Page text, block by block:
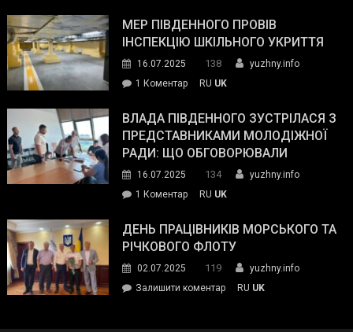
органів:
«Наш
спільний
окупанти.
Маємо
діяти
команда
ДСНС
власноруч
пожежу
у
МЕР ПІВДЕННОГО ПРОВІВ
ІНСПЕКЦІЮ ШКІЛЬНОГО УКРИТТЯ
16.07.2025 138
yuzhny.info
1 Коментардо
Південного
провів
інспекцію
укриття
RU UK
ВЛАДА ПІВДЕННОГО ЗУСТРІЛАСЯ З
ПРЕДСТАВНИКАМИ МОЛОДІЖНОЇ
РАДИ: ЩО ОБГОВОРЮВАЛИ
16.07.2025 134
yuzhny.info
1 Коментардо
Південного
зустрілася
представниками
молодіжної
RU UK
ДЕНЬ ПРАЦІВНИКІВ МОРСЬКОГО ТА
РІЧКОВОГО ФЛОТУ
02.07.2025 119
yuzhny.info
Залишити коментарon
RU UK